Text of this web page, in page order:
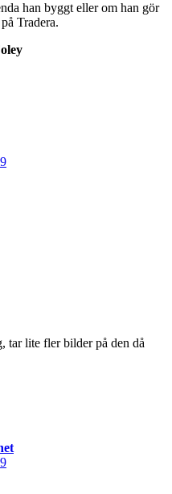
han byggt eller om han gör
Tradera.
tar lite fler bilder på den då